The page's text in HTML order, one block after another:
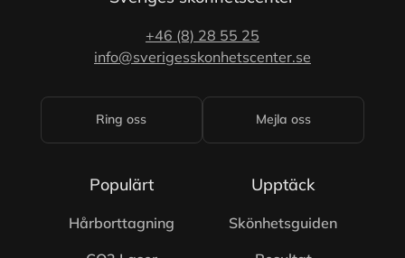
+46 (8) 28 55 25
info@sverigesskonhetscenter.se
Ring oss Mejla oss
Populärt
Hårborttagning
Upptäck
Skönhetsguiden